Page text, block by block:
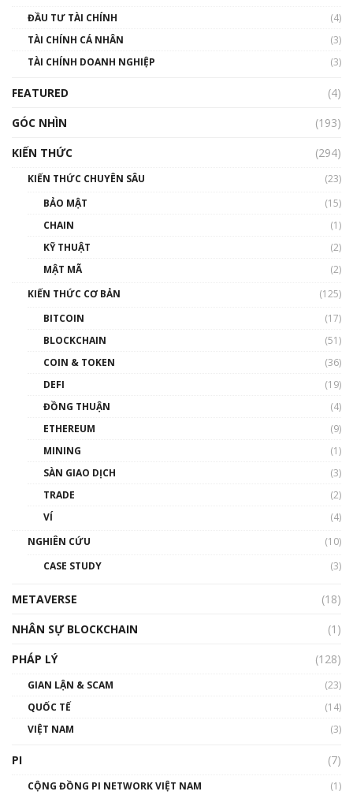
00:02:14
Nhìn lại năm 2022: Những sự kiện ảnh hưởng
đến hệ sinh thái tiền mã hoá | Phổ cập
00:43:47
như thể nào?
00:39:31
Phổ cập Blockchain
thống & Crypto qua các cuộc chiến | Phổ cập
01:32:59
gió ấm
ĐẦU TƯ TÀI CHÍNH
(4)
TÀI CHÍNH CÁ NHÂN
(3)
TÀI CHÍNH DOANH NGHIỆP
(3)
FEATURED
(4)
GÓC NHÌN
(193)
KIẾN THỨC
(294)
KIẾN THỨC CHUYÊN SÂU
(23)
BẢO MẬT
(15)
CHAIN
(1)
KỸ THUẬT
(2)
MẬT MÃ
(2)
KIẾN THỨC CƠ BẢN
(125)
BITCOIN
(17)
BLOCKCHAIN
(51)
COIN & TOKEN
(36)
DEFI
(19)
ĐỒNG THUẬN
(4)
ETHEREUM
(9)
MINING
(1)
SÀN GIAO DỊCH
(3)
TRADE
(2)
VÍ
(4)
NGHIÊN CỨU
(10)
CASE STUDY
(3)
METAVERSE
(18)
NHÂN SỰ BLOCKCHAIN
(1)
PHÁP LÝ
(128)
GIAN LẬN & SCAM
(23)
QUỐC TẾ
(14)
VIỆT NAM
(3)
PI (7)
CỘNG ĐỒNG PI NETWORK VIỆT NAM
(1)